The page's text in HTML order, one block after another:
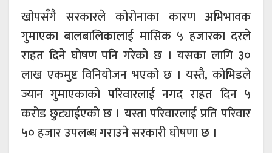
खोपसँगै सरकारले कोरोनाका कारण अभिभावक
गुमाएका बालबालिकालाई मासिक ५ हजारका दरले
राहत दिने घोषण पनि गरेको छ । यसका लागि ३०
लाख एकमुष्ट विनियोजन भएको छ । यस्तै, कोभिडले
ज्यान गुमाएकाको परिवारलाई नगद राहत दिन ५
करोड छुट्याईएको छ । यस्ता परिवारलाई प्रति परिवार
५० हजार उपलब्ध गराउने सरकारी घोषणा छ ।